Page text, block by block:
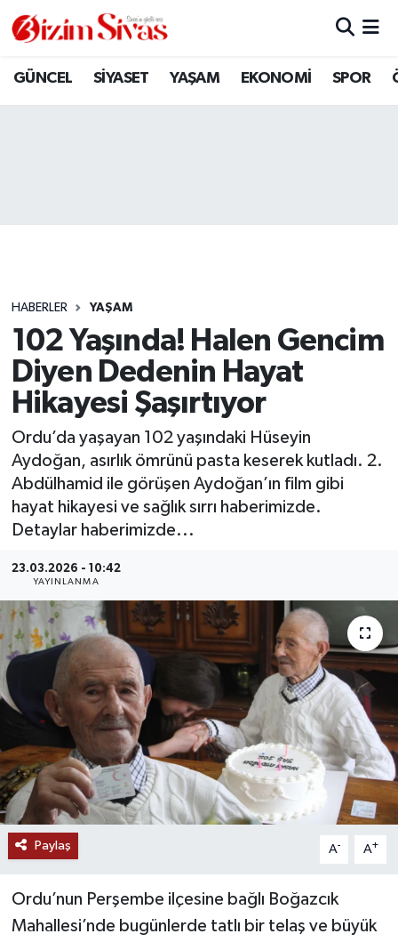
GÜNCEL SİYASET YAŞAM EKONOMİ SPOR
HABERLER YAŞAM
102 Yaşında! Halen Gencim
Diyen Dedenin Hayat
Hikayesi Şaşırtıyor
Ordu’da yaşayan 102 yaşındaki Hüseyin
Aydoğan, asırlık ömrünü pasta keserek kutladı. 2.
Abdülhamid ile görüşen Aydoğan’ın film gibi
hayat hikayesi ve sağlık sırrı haberimizde.
Detaylar haberimizde...
23.03.2026 - 10:42
YAYINLANMA
Paylaş A- A+
Ordu’nun Perşembe ilçesine bağlı Boğazcık
Mahallesi’nde bugünlerde tatlı bir telaş ve büyük
ARAMIZDAN AYRILANLAR
GÜNCEL
KÜLTÜR
MAGAZİN
ÖZEL HABER
RESMİ İLANLAR
SAĞLIK
SİYASET
SOSYAL YARDIMLAR
SPONSORLU YAZI
SPOR
TEKNOLOJİ
YAŞAM
Sivas Nöbetçi Eczaneler
Son Dakika Haberleri
Haber Arşivi